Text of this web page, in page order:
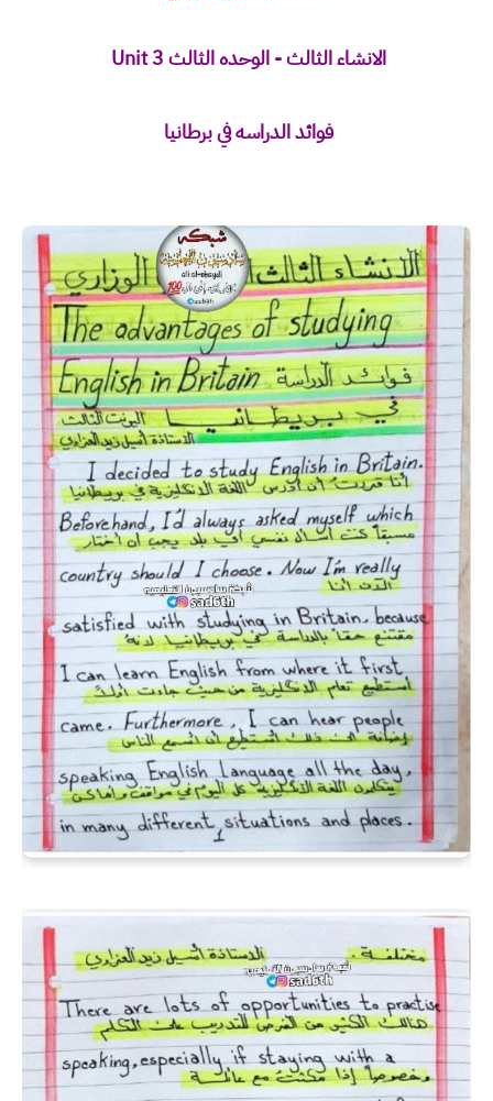
الانشاء الثالث - الوحده الثالث Unit 3
فوائد الدراسه في برطانيا